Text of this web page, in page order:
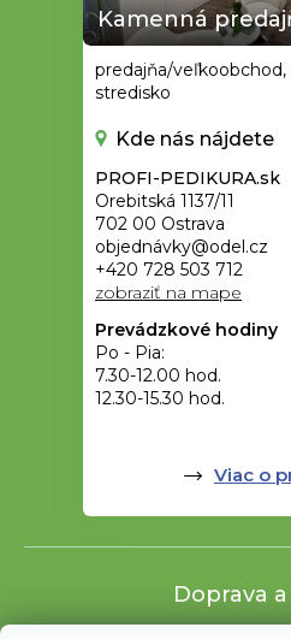
Kamenná
predajňa/veľkoobchod,
stredisko
Kde nás nájdete
PROFI-PEDIKURA.sk
Orebitská 1137/11
702 00 Ostrava
objednávky@odel.cz
+420 728 503 712
zobraziť na mape
Prevádzkové hodiny
Po - Pia:
7.30-12.00 hod.
12.30-15.30 hod.
Viac o
Doprava